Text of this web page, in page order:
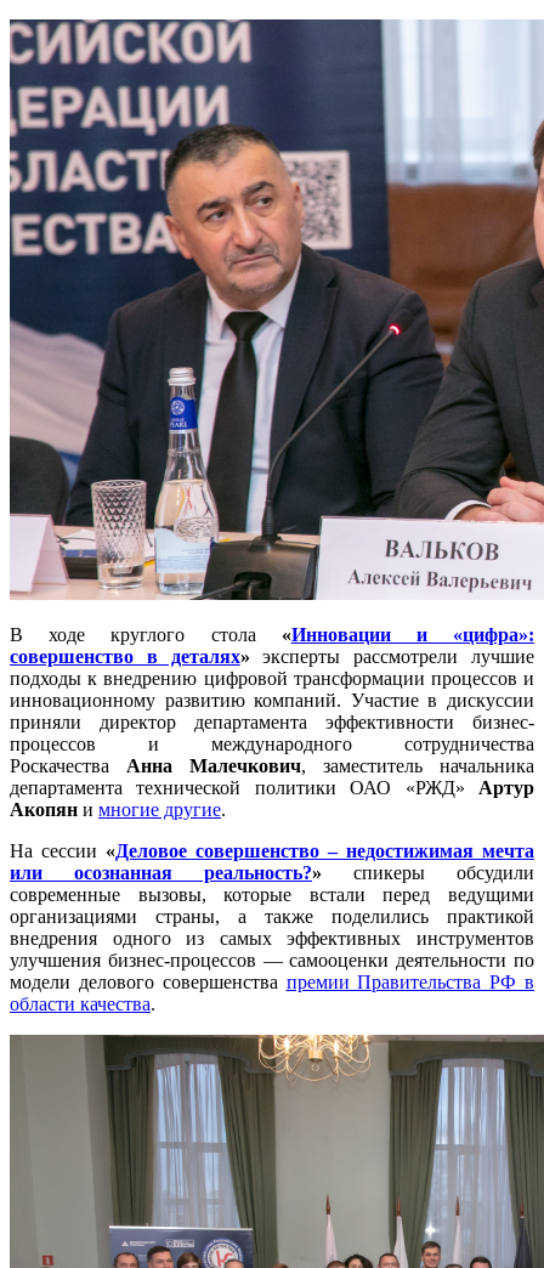
В ходе круглого стола «Инновации и «цифра»:
совершенство в деталях» эксперты рассмотрели лучшие
подходы к внедрению цифровой трансформации процессов и
инновационному развитию компаний. Участие в дискуссии
приняли директор департамента эффективности бизнес-
процессов и международного сотрудничества
Роскачества Анна Малечкович, заместитель начальника
департамента технической политики ОАО «РЖД» Артур
Акопян и многие другие.
На сессии «Деловое совершенство – недостижимая мечта
или осознанная реальность?» спикеры обсудили
современные вызовы, которые встали перед ведущими
организациями страны, а также поделились практикой
внедрения одного из самых эффективных инструментов
улучшения бизнес-процессов — самооценки деятельности по
модели делового совершенства премии Правительства РФ в
области качества.